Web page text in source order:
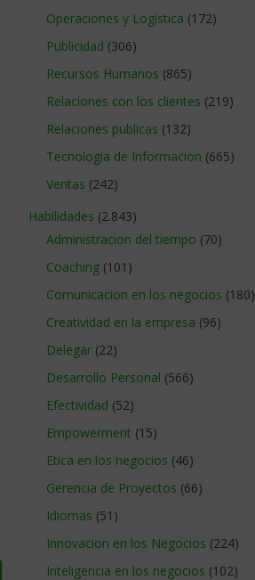
Operaciones y Logística (172)
Publicidad (306)
Recursos Humanos (865)
Relaciones con los clientes (219)
Relaciones publicas (132)
Tecnologia de Informacion (665)
Ventas (242)
Habilidades (2.843)
Administracion del tiempo (70)
Coaching (101)
Comunicacion en los negocios (180)
Creatividad en la empresa (96)
Delegar (22)
Desarrollo Personal (566)
Efectividad (52)
Empowerment (15)
Etica en los negocios (46)
Gerencia de Proyectos (66)
Idiomas (51)
Innovacion en los Negocios (224)
Inteligencia en los negocios (102)